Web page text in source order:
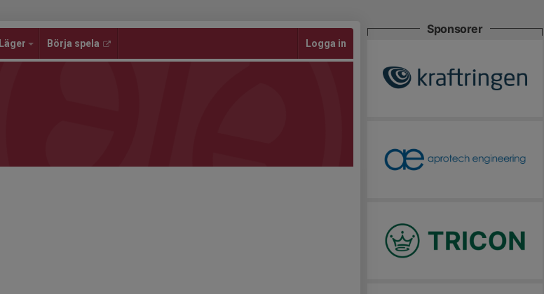
Läger Börja spela Logga in
Sponsorer